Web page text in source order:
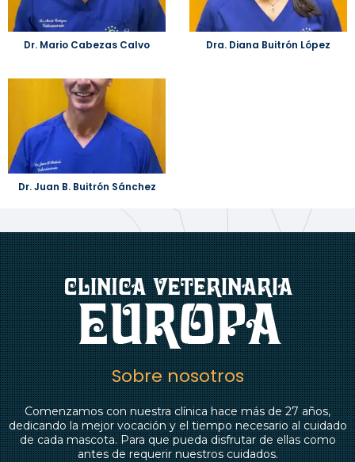
Dr. Mario Cabezas Calvo Dra. Diana Buitrón López
Dr. Juan B. Buitrón Sánchez
Sobre nosotros
Comenzamos con nuestra clínica hace más de 27 años,
dedicando la mejor vocación y el tiempo necesario al cuidado
de cada mascota. Para que pueda disfrutar de ellas como
antes de requerir nuestros cuidados.